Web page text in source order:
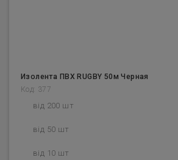
Изолента ПВХ RUGBY 50м Черная
Код: 377
від 200 шт
від 50 шт
від 10 шт